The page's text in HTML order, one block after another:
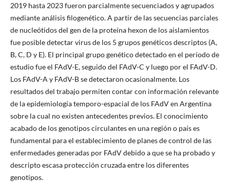
2019 hasta 2023 fueron parcialmente secuenciados y agrupados
mediante análisis filogenético. A partir de las secuencias parciales
de nucleótidos del gen de la proteína hexon de los aislamientos
fue posible detectar virus de los 5 grupos genéticos descriptos (A,
B, C, D y E). El principal grupo genético detectado en el período de
estudio fue el FAdV-E, seguido del FAdV-C y luego por el FAdV-D.
Los FAdV-A y FAdV-B se detectaron ocasionalmente. Los
resultados del trabajo permiten contar con información relevante
de la epidemiología temporo-espacial de los FAdV en Argentina
sobre la cual no existen antecedentes previos. El conocimiento
acabado de los genotipos circulantes en una región o país es
fundamental para el establecimiento de planes de control de las
enfermedades generadas por FAdV debido a que se ha probado y
descripto escasa protección cruzada entre los diferentes
genotipos.